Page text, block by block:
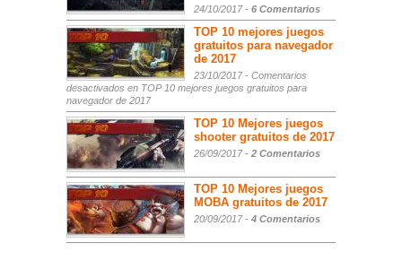
24/10/2017 - 6 Comentarios
TOP 10 mejores juegos
gratuitos para navegador
de 2017
23/10/2017 - Comentarios
desactivados en TOP 10 mejores juegos gratuitos para
navegador de 2017
TOP 10 Mejores juegos
shooter gratuitos de 2017
26/09/2017 - 2 Comentarios
TOP 10 Mejores juegos
MOBA gratuitos de 2017
20/09/2017 - 4 Comentarios